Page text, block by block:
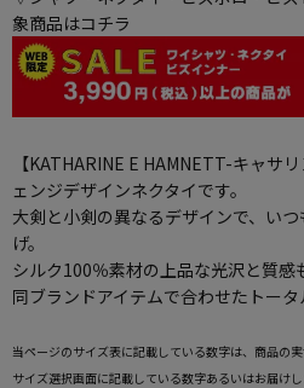
象商品はコチラ
【KATHARINE E HAMNETT-キャサ
ェンジデザインネクタイです。
大剣と小剣の異なるデザインで、い
げ。
シルク100％素材の上品な光沢と質感
同ブランドアイテムで合わせたトータ
当ページのサイズ表に記載している数字は、商品の実
サイズ選択画面に記載している数字あるいはお届け